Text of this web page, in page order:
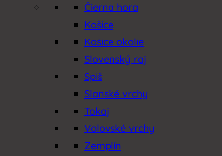
Čierna hora
Košice
Košice okolie
Slovenský raj
Spiš
Slanské vrchy
Tokaj
Volovské vrchy
Zemplín